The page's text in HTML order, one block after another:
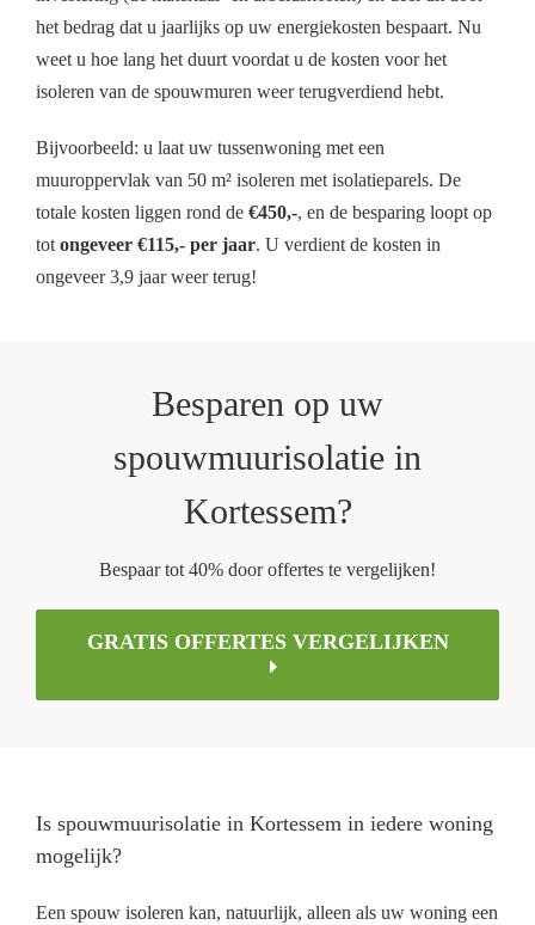
het bedrag dat u jaarlijks op uw energiekosten bespaart. Nu
weet u hoe lang het duurt voordat u de kosten voor het
isoleren van de spouwmuren weer terugverdiend hebt.
Bijvoorbeeld: u laat uw tussenwoning met een
muuroppervlak van 50 m² isoleren met isolatieparels. De
totale kosten liggen rond de €450,-, en de besparing loopt op
totongeveer €115,- per jaar. U verdient de kosten in
ongeveer 3,9 jaar weer terug!
Besparen op uw
spouwmuurisolatie in
Kortessem?
Bespaar tot 40% door offertes te vergelijken!
GRATIS OFFERTES VERGELIJKEN
Is spouwmuurisolatie in Kortessem in iedere woning
mogelijk?
Een spouw isoleren kan, natuurlijk, alleen als uw woning een